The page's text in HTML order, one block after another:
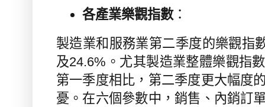
各產業樂觀指數：
製造業和服務業第二季度的樂觀指
及24.6% 。尤其製造業整體樂觀指
第一季度相比，第二季度更大幅度
憂。在六個參數中，銷售、內銷訂